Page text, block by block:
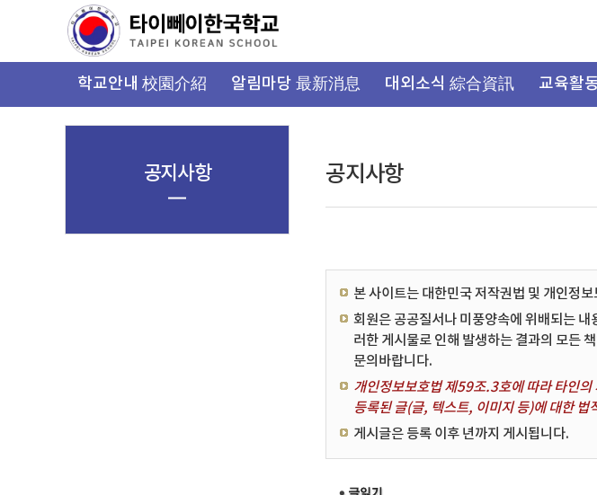
뉴
학교안내 校園介紹 알림마당 最新消息 대외소식 綜合資訊 교육활
공지사항
본 사이트는 대한민국 저작권법 및 개인정
회원은 공공질서나 미풍양속에 위배되는
러한 게시물로 인해 발생하는 결과의 모든
문의바랍니다.
개인정보보호법 제59조.3호에 따라 타인
등록된 글(글, 텍스트, 이미지 등)에 대한 법
게시글은 등록 이후 년까지 게시됩니다.
공지사항